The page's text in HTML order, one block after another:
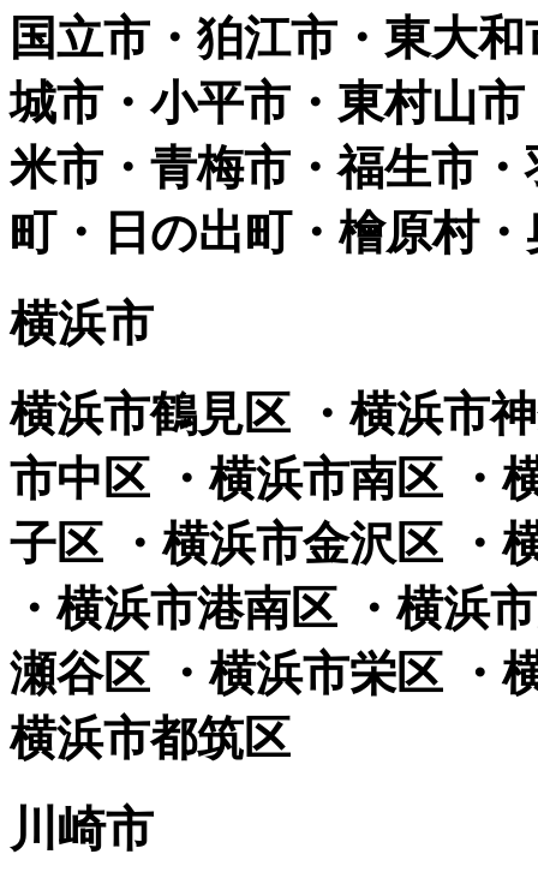
国立市・狛江市・東大
城市・小平市・東村山
米市・青梅市・福生市
町・日の出町・檜原村
横浜市
横浜市鶴見区 ・横浜市
市中区 ・横浜市南区 ・
子区 ・横浜市金沢区 ・
・横浜市港南区 ・横浜
瀬谷区 ・横浜市栄区 ・
横浜市都筑区
川崎市